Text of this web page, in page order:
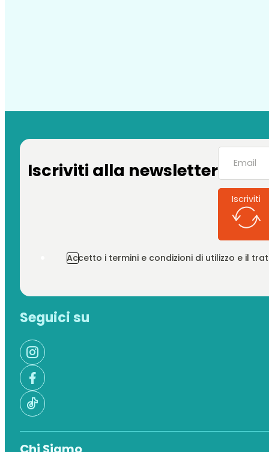
Iscriviti alla newsletter
Iscriviti
Accetto i termini e condizioni di utilizzo e il
Seguici su